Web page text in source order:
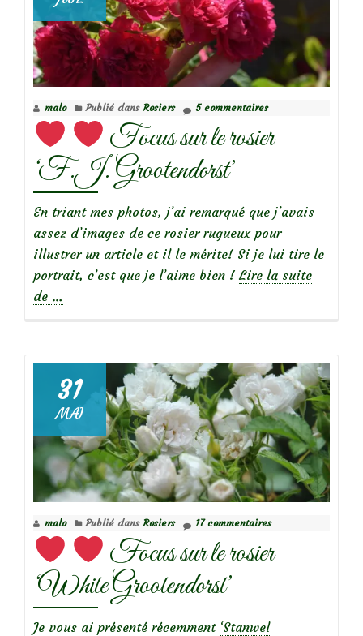
malo Publié dans Rosiers 5 commentaires
Focus sur le rosier
‘F.J. Grootendorst’
En triant mes photos, j’ai remarqué que j’avais
assez d’images de ce rosier rugueux pour
illustrer un article et il le mérite! Si je lui tire le
portrait, c’est que je l’aime bien ! Lire la suite
de
Focus
sur
le
rosier
‘F.J.
Grootendorst’
…
31
MAI
malo Publié dans Rosiers 17 commentaires
Focus sur le rosier
‘White Grootendorst’
Je vous ai présenté récemment ‘Stanwel